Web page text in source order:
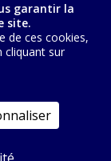
garantir la
site.
de ces cookies,
cliquant sur